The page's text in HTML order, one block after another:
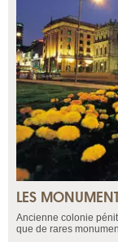
LES
Ancienne colonie
que de rares